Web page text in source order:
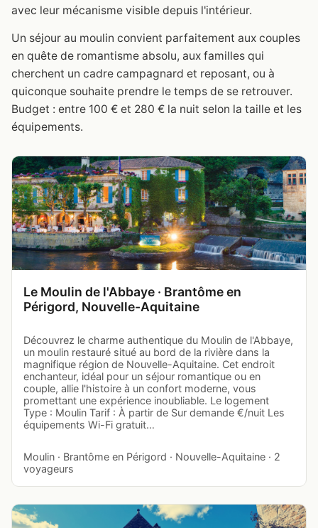
avec leur mécanisme visible depuis l'intérieur.
Un séjour au moulin convient parfaitement aux couples
en quête de romantisme absolu, aux familles qui
cherchent un cadre campagnard et reposant, ou à
quiconque souhaite prendre le temps de se retrouver.
Budget : entre 100 € et 280 € la nuit selon la taille et les
équipements.
Le Moulin de l'Abbaye · Brantôme en
Périgord, Nouvelle-Aquitaine
Découvrez le charme authentique du Moulin de l'Abbaye,
un moulin restauré situé au bord de la rivière dans la
magnifique région de Nouvelle-Aquitaine. Cet endroit
enchanteur, idéal pour un séjour romantique ou en
couple, allie l'histoire à un confort moderne, vous
promettant une expérience inoubliable. Le logement
Type : Moulin Tarif : À partir de Sur demande €/nuit Les
équipements Wi-Fi gratuit…
Moulin · Brantôme en Périgord · Nouvelle-Aquitaine · 2
voyageurs